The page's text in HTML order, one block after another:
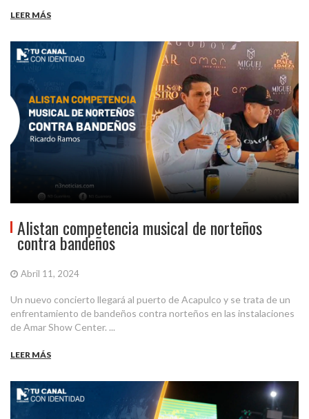
LEER MÁS
Alistan competencia musical de norteños
contra bandeños
Abril 11, 2024
Un nuevo concierto llegará al puerto de Acapulco y se trata de un
enfrentamiento de bandeños contra norteños en las instalaciones
de Amar Show Center. ...
LEER MÁS